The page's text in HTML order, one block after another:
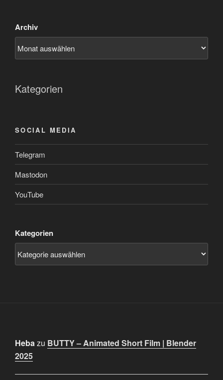
Archiv
Kategorien
SOCIAL MEDIA
Telegram
Mastodon
YouTube
Kategorien
Hebazu BUTTY – Animated Short Film | Blender
2025